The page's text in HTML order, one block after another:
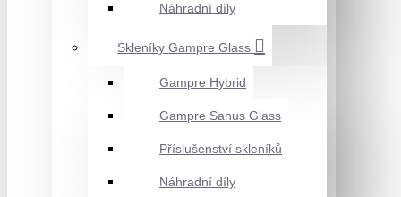
Náhradní díly
Skleníky Gampre Glass
Gampre Hybrid
Gampre Sanus Glass
Příslušenství skleníků
Náhradní díly